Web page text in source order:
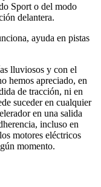
Sport o del modo
delantera.
ayuda en pistas
lluviosos y con el
hemos apreciado, en
de tracción, ni en
suceder en cualquier
en una salida
incluso en
motores eléctricos
momento.